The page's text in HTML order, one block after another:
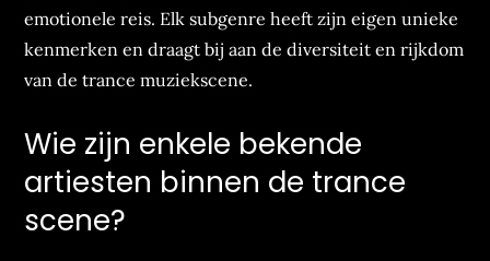
emotionele reis. Elk subgenre heeft zijn eigen unieke
kenmerken en draagt bij aan de diversiteit en rijkdom
van de trance muziekscene.
Wie zijn enkele bekende
artiesten binnen de trance
scene?